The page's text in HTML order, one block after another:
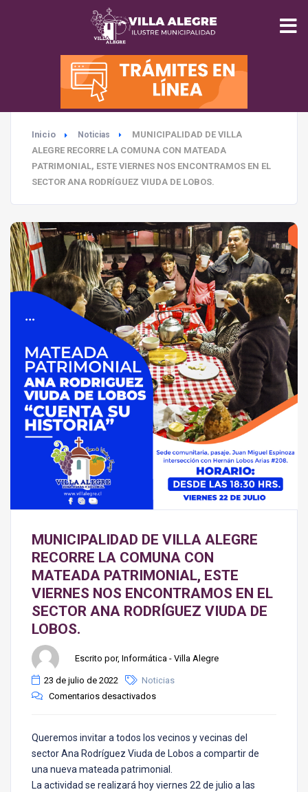
INICIO
MUNICIPALIDAD
SEGURIDAD
EDUCACIÓN
SALUD
TURISMO
MEDIO AMBIENTE
Inicio Noticias
MUNICIPALIDAD DE VILLA
ALEGRE RECORRE LA COMUNA CON MATEADA
PATRIMONIAL, ESTE VIERNES NOS ENCONTRAMOS EN EL
SECTOR ANA RODRÍGUEZ VIUDA DE LOBOS.
MUNICIPALIDAD DE VILLA ALEGRE
RECORRE LA COMUNA CON
MATEADA PATRIMONIAL, ESTE
VIERNES NOS ENCONTRAMOS EN EL
SECTOR ANA RODRÍGUEZ VIUDA DE
LOBOS.
Escrito por, Informática - Villa Alegre
23 de julio de 2022
Noticias
Comentarios desactivados
Queremos invitar a todos los vecinos y vecinas del
sector Ana Rodríguez Viuda de Lobos a compartir de
una nueva mateada patrimonial.
La actividad se realizará hoy viernes 22 de julio a las